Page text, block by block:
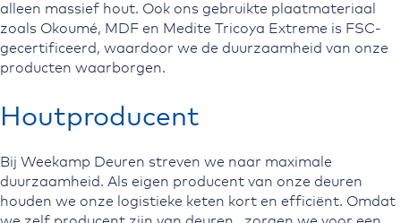
alleen massief hout. Ook ons gebruikte plaatmateriaal
zoals Okoumé, MDF en Medite Tricoya Extreme is FSC-
gecertificeerd, waardoor we de duurzaamheid van onze
producten waarborgen.
Houtproducent
Bij Weekamp Deuren streven we naar maximale
duurzaamheid. Als eigen producent van onze deuren
houden we onze logistieke keten kort en efficiënt. Omdat